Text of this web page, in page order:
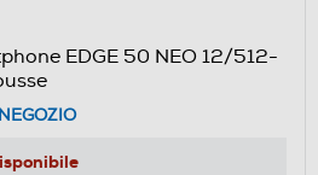
EDGE 50 NEO 12/512-